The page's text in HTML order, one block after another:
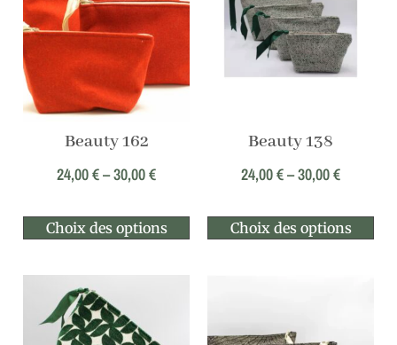
Beauty 162
24,00€–30,00€
Choix des options
Beauty 138
24,00€–30,00€
Choix des options